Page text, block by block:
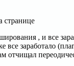
странице
, и все
заработало
отчищал